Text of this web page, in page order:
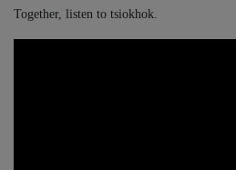
Together, listen to tsiokhok.